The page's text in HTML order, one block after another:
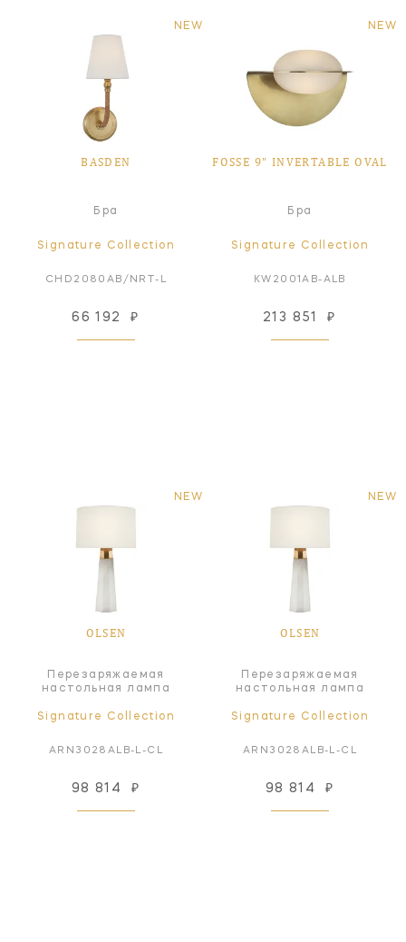
NEW
BASDEN
Бра
Signature Collection
CHD2080AB/NRT-L
66 192 ₽
NEW
FOSSE 9" INVERTABLE OVAL
Бра
Signature Collection
KW2001AB-ALB
213 851 ₽
NEW
OLSEN
Перезаряжаемая
настольная лампа
Signature Collection
ARN3028ALB-L-CL
98 814 ₽
NEW
OLSEN
Перезаряжаемая
настольная лампа
Signature Collection
ARN3028ALB-L-CL
98 814 ₽